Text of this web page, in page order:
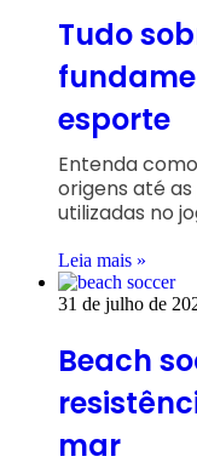
Tudo
esporte
Entenda
origens até
utilizadas no
Leia mais »
31 de julho de
Beach
mar